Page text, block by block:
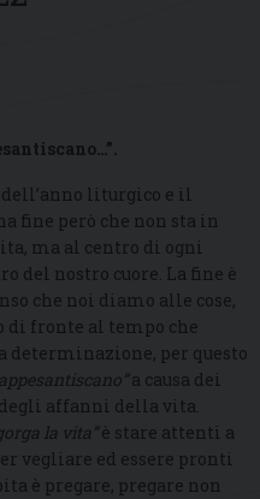
liturgico e il
fine però che non sta in
ma al centro di ogni
del nostro cuore. La fine è
che noi diamo alle cose,
di fronte al tempo che
determinazione, per questo
a causa dei
affanni della vita.
la vita”è stare attenti a
vegliare ed essere pronti
è pregare, pregare non